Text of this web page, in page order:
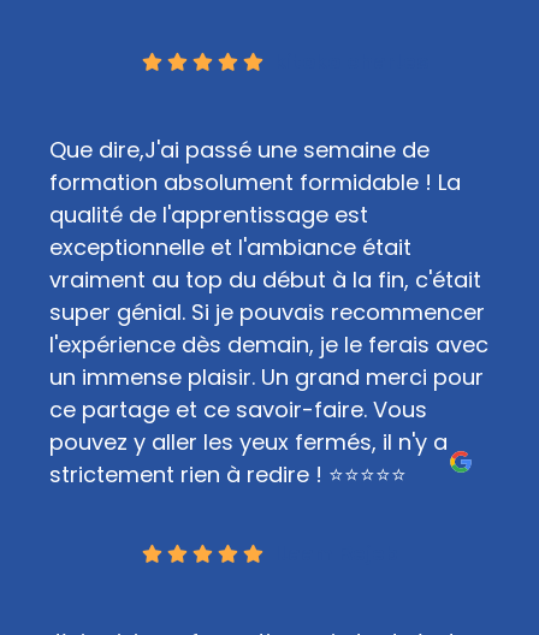
Que dire, ​J'ai passé une semaine de
formation absolument formidable ! La
qualité de l'apprentissage est
exceptionnelle et l'ambiance était
vraiment au top du début à la fin, c'était
super génial. Si je pouvais recommencer
l'expérience dès demain, je le ferais avec
un immense plaisir. Un grand merci pour
ce partage et ce savoir-faire. Vous
pouvez y aller les yeux fermés, il n'y a
strictement rien à redire ! ⭐⭐⭐⭐⭐